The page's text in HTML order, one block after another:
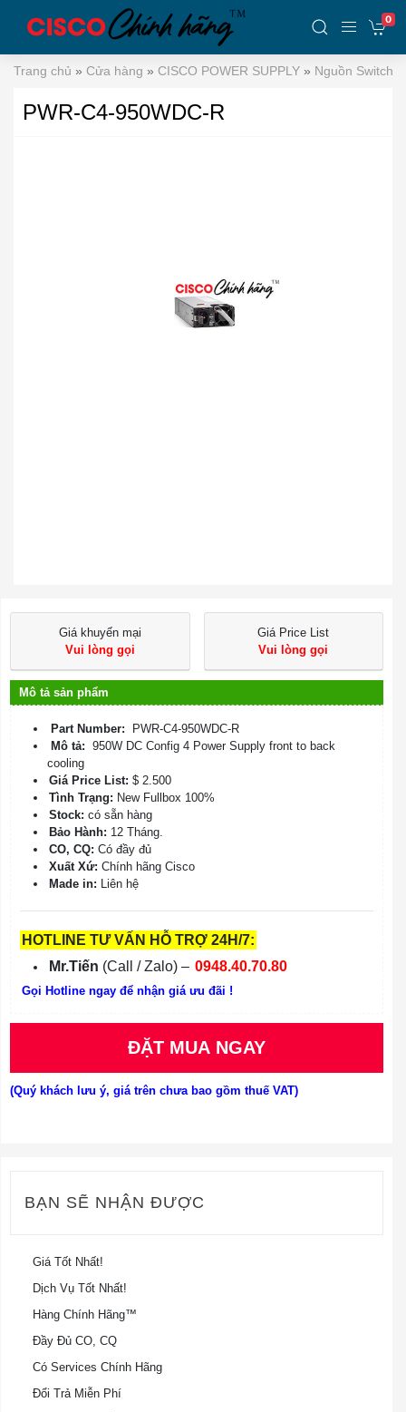
0
Trang chủ » Cửa hàng » CISCO POWER SUPPLY » Nguồn Switch
PWR-C4-950WDC-R
Giá khuyến mại
Vui lòng gọi
Giá Price List
Vui lòng gọi
Mô tả sản phẩm
Part Number:
PWR-C4-950WDC-R
Mô tả: 950W DC Config 4 Power Supply front to back
cooling
Giá Price List: $ 2.500
Tình Trạng: New Fullbox 100%
Stock: có sẵn hàng
Bảo Hành: 12 Tháng.
CO, CQ: Có đầy đủ
Xuất Xứ: Chính hãng Cisco
Made in: Liên hệ
HOTLINE TƯ VẤN HỖ TRỢ 24H/7:
Mr.Tiến (Call / Zalo) – 0948.40.70.80
Gọi Hotline ngay để nhận giá ưu đãi !
ĐẶT MUA NGAY
(Quý khách lưu ý, giá trên chưa bao gồm thuế VAT)
BẠN SẼ NHẬN ĐƯỢC
Giá Tốt Nhất!
Dịch Vụ Tốt Nhất!
Hàng Chính Hãng™
Đầy Đủ CO, CQ
Có Services Chính Hãng
Đổi Trả Miễn Phí